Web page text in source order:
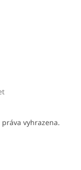
práva vyhrazena.